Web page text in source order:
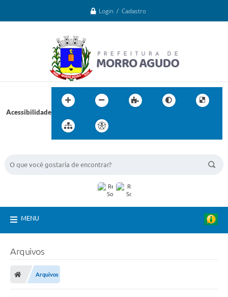
Login / Cadastro
Acessibilidade
MENU
Arquivos
Arquivos